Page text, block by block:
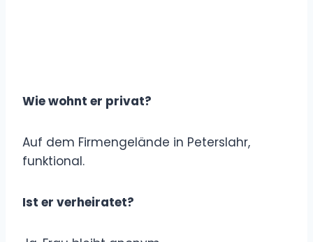
Wie wohnt er privat?
Auf dem Firmengelände in Peterslahr,
funktional.
Ist er verheiratet?